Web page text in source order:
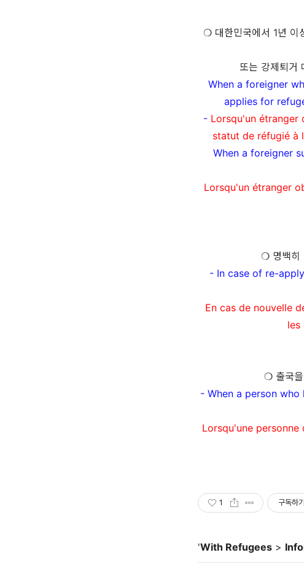
❍ 대한민국에서 1년 이
또는 강제퇴거
When a foreigner
applies for
- Lorsqu'un étranger
statut de réfugié à
When a foreigner
Lorsqu'un étranger
❍ 명백히
- In case of re-
En cas de nouvelle
les
❍ 출국
- When a person
Lorsqu'une
1 구독하기
'With Refugees >